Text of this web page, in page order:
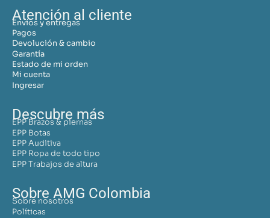
Atención al cliente
Envíos y entregas
Pagos
Devolución & cambio
Garantía
Estado de mi orden
Mi cuenta
Ingresar
Descubre más
EPP Brazos & piernas
EPP Botas
EPP Auditiva
EPP Ropa de todo tipo
EPP Trabajos de altura
Sobre AMG Colombia
Sobre nosotros
Políticas